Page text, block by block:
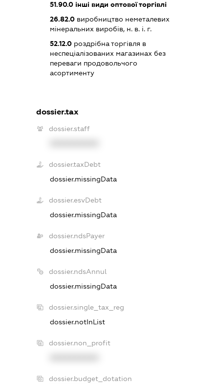
51.90.0 інші види оптової торгівлі
26.82.0 виробництво неметалевих
мінеральних виробів, н. в. і. г.
52.12.0 роздрібна торгівля в
неспеціалізованих магазинах без
переваги продовольчого
асортименту
dossier.tax
dossier.staff
dossier.taxDebt
dossier.missingData
dossier.esvDebt
dossier.missingData
dossier.ndsPayer
dossier.missingData
dossier.ndsAnnul
dossier.missingData
dossier.single_tax_reg
dossier.notInList
dossier.non_profit
dossier.budget_dotation